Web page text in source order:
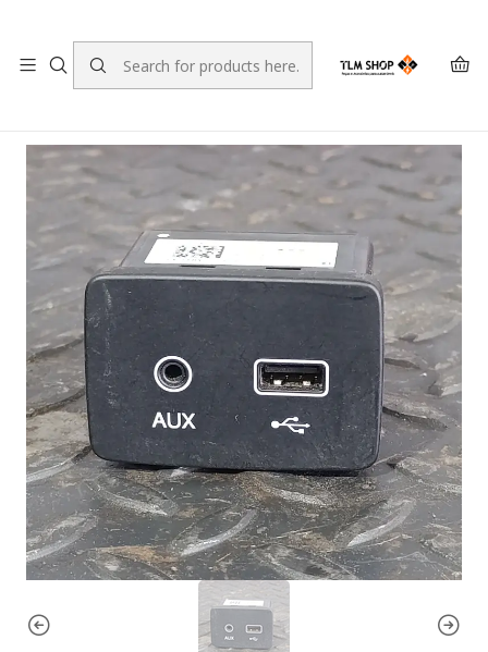
Home LOJA ONLINE Sistema Eléctrico e Electrónico
Módulo electrónico AUX USB Fiat Tipo 07356582810